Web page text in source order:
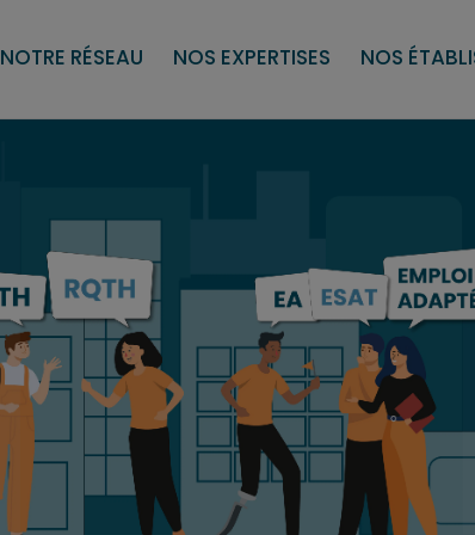
NOTRE RÉSEAU NOS EXPERTISES NOS
Les établissements et services